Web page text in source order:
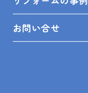
お問い合せ
SHOP INFO